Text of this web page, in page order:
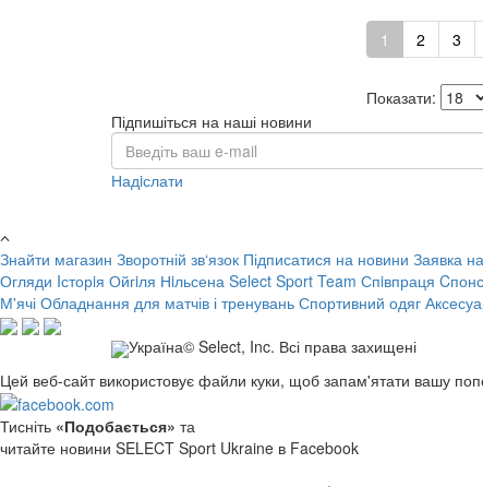
1 2 3
Показати:
Підпишіться на наші новини
Надiслати
Знайти магазин Зворотній зв‘язок Підписатися на новини Заявка
Огляди Iсторiя Ойгiля Нiльсена Select Sport Team Спiвпраця
М'ячі Обладнання для матчів і тренувань Спортивний одяг
Україна© Select, Inc. Всі права захищені
Цей веб-сайт використовує файли куки, щоб запам'ятати вашу
Тисніть «Подобається» та
читайте новини SELECT Sport Ukraine в Facebook